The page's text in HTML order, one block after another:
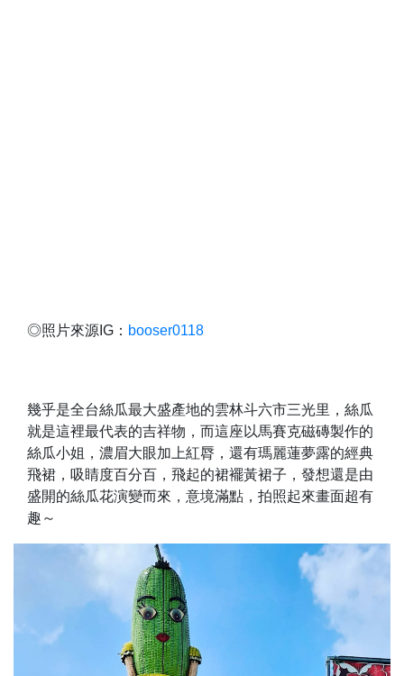
◎照片來源IG： booser0118
幾乎是全台絲瓜最大盛產地的雲林斗六市三光里，絲瓜
就是這裡最代表的吉祥物，而這座以馬賽克磁磚製作的
絲瓜小姐，濃眉大眼加上紅脣，還有瑪麗蓮夢露的經典
飛裙，吸睛度百分百，飛起的裙襬黃裙子，發想還是由
盛開的絲瓜花演變而來，意境滿點，拍照起來畫面超有
趣～